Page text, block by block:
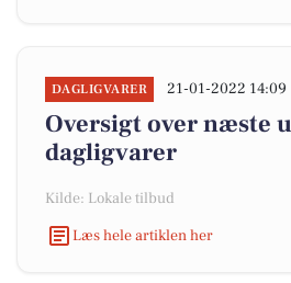
DAGLIGVARER 21-01-2022 14:09
Oversigt over næste
dagligvarer
Kilde: Lokale tilbud
Læs hele artiklen her